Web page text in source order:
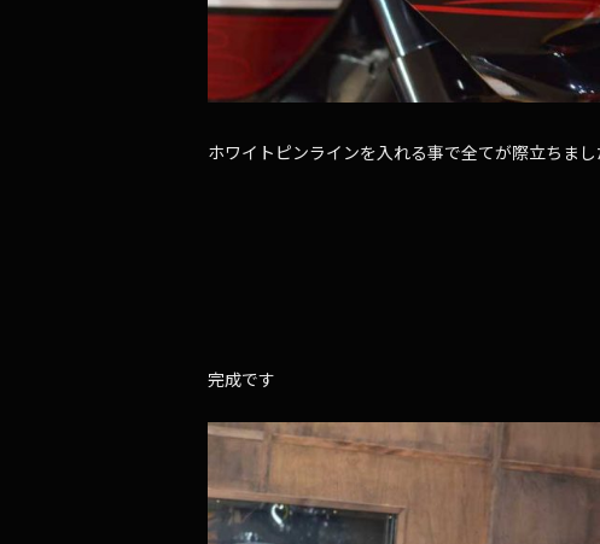
ホワイトピンラインを入れる事で全てが際立ちまし
完成です